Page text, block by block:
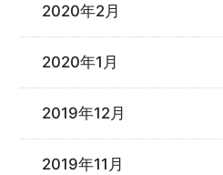
2020年2月
2020年1月
2019年12月
2019年11月